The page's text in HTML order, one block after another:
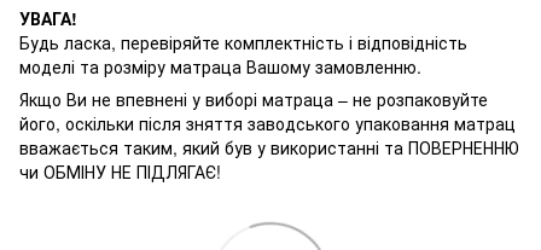
УВАГА!
Будь ласка, перевіряйте комплектність і відповідність
моделі та розміру матраца Вашому замовленню.
Якщо Ви не впевнені у виборі матраца – не розпаковуйте
його, оскільки після зняття заводського упаковання матрац
вважається таким, який був у використанні та ПОВЕРНЕННЮ
чи ОБМІНУ НЕ ПІДЛЯГАЄ!